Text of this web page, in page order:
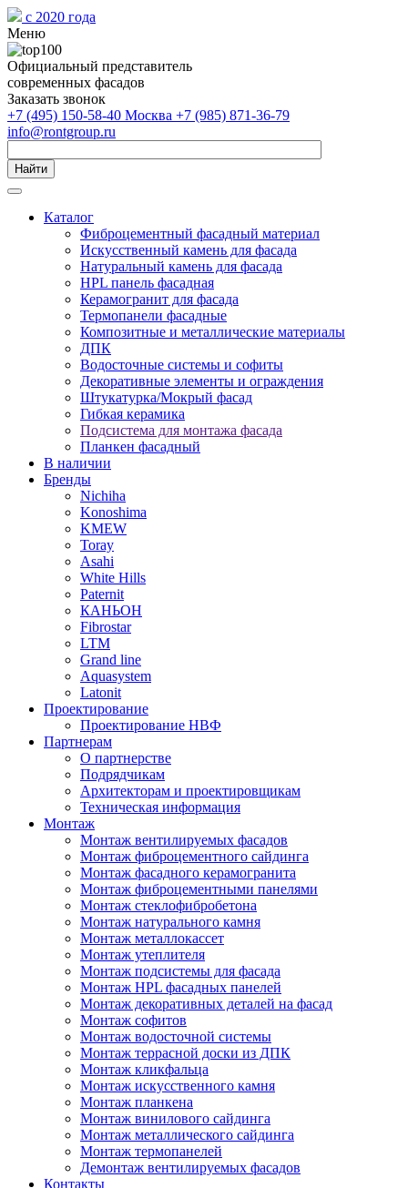
с 2020 года
Меню
Официальный представитель
современных фасадов
Заказать звонок
+7 (495) 150-58-40 Москва +7 (985) 871-36-79
info@rontgroup.ru
Найти
Каталог
Фиброцементный фасадный материал
Искусственный камень для фасада
Натуральный камень для фасада
HPL панель фасадная
Керамогранит для фасада
Термопанели фасадные
Композитные и металлические материалы
ДПК
Водосточные системы и софиты
Декоративные элементы и ограждения
Штукатурка/Мокрый фасад
Гибкая керамика
Подсистема для монтажа фасада
Планкен фасадный
В наличии
Бренды
Nichiha
Konoshima
KMEW
Toray
Asahi
White Hills
Paternit
КАНЬОН
Fibrostar
LTM
Grand line
Aquasystem
Latonit
Проектирование
Проектирование НВФ
Партнерам
О партнерстве
Подрядчикам
Архитекторам и проектировщикам
Техническая информация
Монтаж
Монтаж вентилируемых фасадов
Монтаж фиброцементного сайдинга
Монтаж фасадного керамогранита
Монтаж фиброцементными панелями
Монтаж стеклофибробетона
Монтаж натурального камня
Монтаж металлокассет
Монтаж утеплителя
Монтаж подсистемы для фасада
Монтаж HPL фасадных панелей
Монтаж декоративных деталей на фасад
Монтаж софитов
Монтаж водосточной системы
Монтаж террасной доски из ДПК
Монтаж кликфальца
Монтаж искусственного камня
Монтаж планкена
Монтаж винилового сайдинга
Монтаж металлического сайдинга
Монтаж термопанелей
Демонтаж вентилируемых фасадов
Контакты